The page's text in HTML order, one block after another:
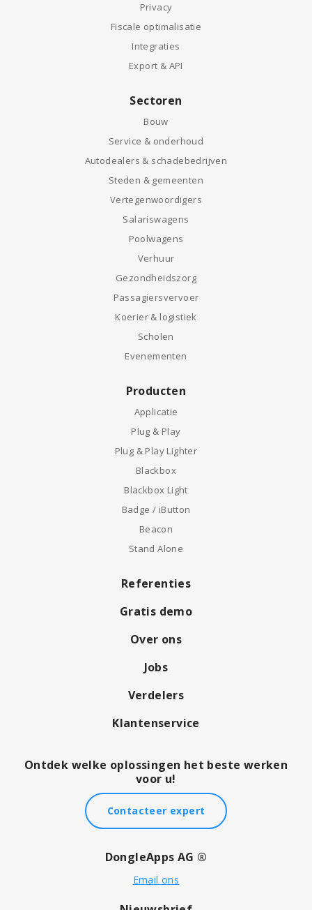
Privacy
Fiscale optimalisatie
Integraties
Export & API
Sectoren
Bouw
Service & onderhoud
Autodealers & schadebedrijven
Steden & gemeenten
Vertegenwoordigers
Salariswagens
Poolwagens
Verhuur
Gezondheidszorg
Passagiersvervoer
Koerier & logistiek
Scholen
Evenementen
Producten
Applicatie
Plug & Play
Plug & Play Lighter
Blackbox
Blackbox Light
Badge / iButton
Beacon
Stand Alone
Referenties
Gratis demo
Over ons
Jobs
Verdelers
Klantenservice
Ontdek welke oplossingen het beste werken
voor u!
Contacteer expert
DongleApps AG ®
Email ons